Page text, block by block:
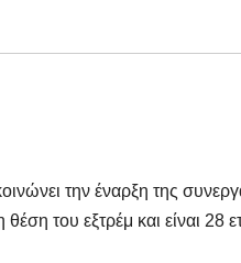
την έναρξη της
του εξτρέμ και είναι 28